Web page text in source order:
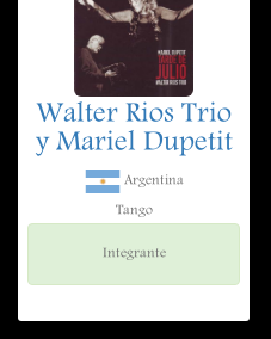
Walter Rios Trio
y Mariel Dupetit
Argentina
Tango
Integrante